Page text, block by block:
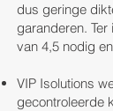
dus geringe
garanderen.
van 4,5 nodig
VIP Isolutions
gecontroleerde